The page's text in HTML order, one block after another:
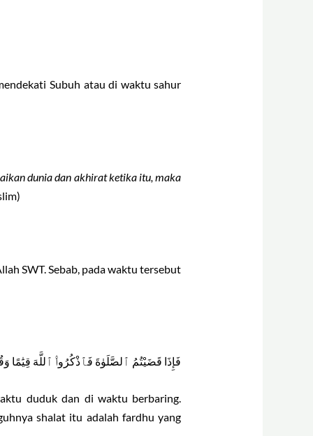
Subuh atau di waktu sahur
dunia dan akhirat ketika itu, maka
SWT. Sebab, pada waktu tersebut
فَإِذَا قَضَيْتُمُ ٱلصَّلَوٰةَ فَٱذْكُرُوا۟ ٱللَّهَ قِيَٰمًا
duduk dan di waktu berbaring.
shalat itu adalah fardhu yang